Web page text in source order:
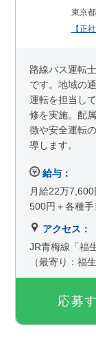
東京
【正
応募
路線バス運転
です。地域の
運転を担当し
修を実施。配
徴や安全運転
導します。
給与：
月給22万
500円＋各種手
アクセス：
JR青梅線「福
（最寄り：福生